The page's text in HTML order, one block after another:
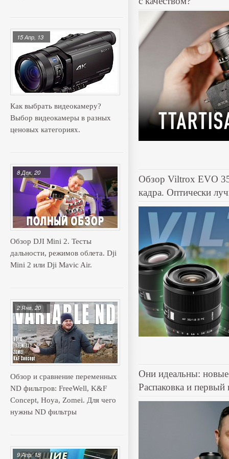
Как выбрать видеокамеру?
Выбор видеокамеры в разных
ценовых категориях.
15 Апр, 13
Обзор DJI Mini 2. Тесты
дальности, режимов облета. Dji
Mini 2 или Dji Mavic Air.
8 Дек, 20
Обзор и сравнение переменных
ND фильтров: FreeWell, K&F
Concept, Hoya, Zomei. Для чего
нужны ND фильтры
2 Янв, 20
9 Апр, 18
Обзор Viltrox EVO
кадра. Оптически
Они идеальны:
Распаковка и первый